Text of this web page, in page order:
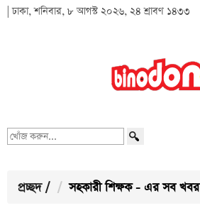
| ঢাকা, শনিবার, ৮ আগস্ট ২০২৬, ২৪ শ্রাবণ ১৪৩৩
খোঁজ
প্রচ্ছদ / সহকারী শিক্ষক - এর সব খবর